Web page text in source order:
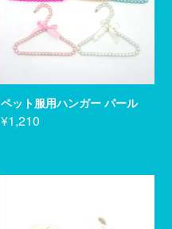
ペット服用ハンガー パール
¥1,210